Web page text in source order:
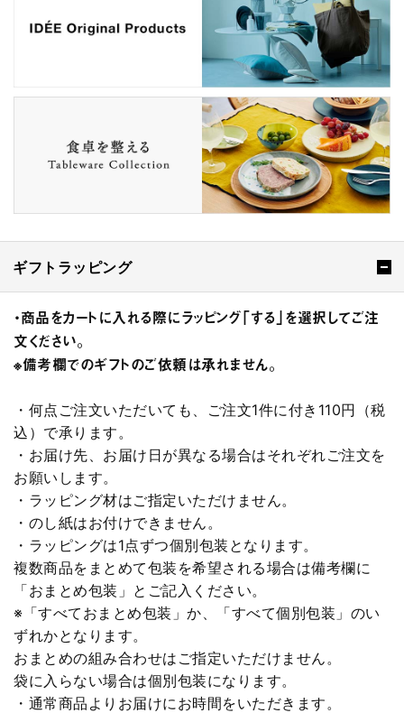
ギフトラッピング
・商品をカートに入れる際にラッピング「する」を選択してご注
文ください。
※備考欄でのギフトのご依頼は承れません。
・何点ご注文いただいても、ご注文1件に付き110円（税
込）で承ります。
・お届け先、お届け日が異なる場合はそれぞれご注文を
お願いします。
・ラッピング材はご指定いただけません。
・のし紙はお付けできません。
・ラッピングは1点ずつ個別包装となります。
複数商品をまとめて包装を希望される場合は備考欄に
「おまとめ包装」とご記入ください。
※「すべておまとめ包装」か、「すべて個別包装」のい
ずれかとなります。
おまとめの組み合わせはご指定いただけません。
袋に入らない場合は個別包装になります。
・通常商品よりお届けにお時間をいただきます。